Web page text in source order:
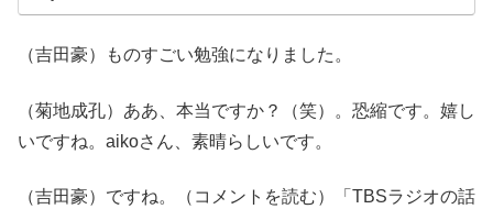
（吉田豪）ものすごい勉強になりました。
（菊地成孔）ああ、本当ですか？（笑）。恐縮です。嬉し
いですね。aikoさん、素晴らしいです。
（吉田豪）ですね。（コメントを読む）「TBSラジオの話